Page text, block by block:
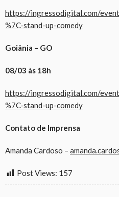
https://ingressodigital.com/
%7C-stand-up-comedy
Goiânia – GO
08/03 às 18h
https://ingressodigital.com/
%7C-stand-up-comedy
Contato de Imprensa
Amanda Cardoso –
Post Views: 157